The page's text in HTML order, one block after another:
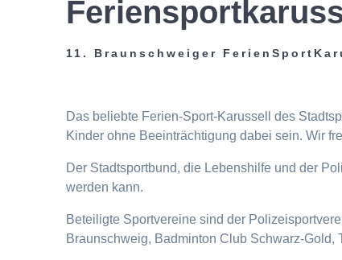
11. Braunschweiger
Das beliebte Ferien-Sport-Karussell des
Kinder ohne Beeinträchtigung dabei sein. Wir
Der Stadtsportbund, die Lebenshilfe und der
werden kann.
Beteiligte Sportvereine sind der
Braunschweig, Badminton Club Schwarz-